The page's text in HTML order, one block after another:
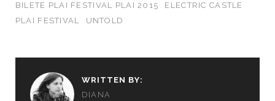
BILETE PLAI FESTIVAL PLAI 2015
ELECTRIC CASTLE
PLAI FESTIVAL
UNTOLD
WRITTEN BY:
DIANA